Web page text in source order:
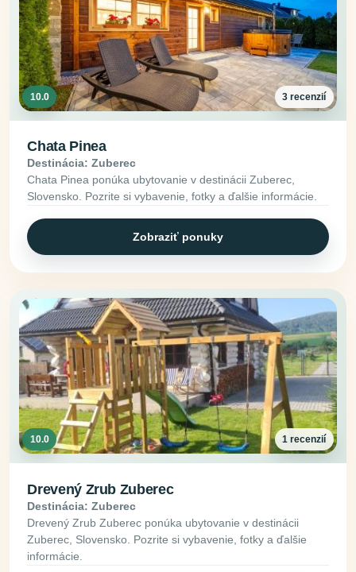
10.0 3 recenzií
Chata Pinea
Destinácia: Zuberec
Chata Pinea ponúka ubytovanie v destinácii Zuberec,
Slovensko. Pozrite si vybavenie, fotky a ďalšie informácie.
Zobraziť ponuky
10.0 1 recenzií
Drevený Zrub Zuberec
Destinácia: Zuberec
Drevený Zrub Zuberec ponúka ubytovanie v destinácii
Zuberec, Slovensko. Pozrite si vybavenie, fotky a ďalšie
informácie.